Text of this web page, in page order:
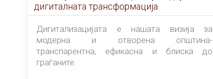
дигиталната трансформација
Дигитализацијата е нашата визија за
модерна и отворена општина-
транспарентна, ефикасна и блиска до
граѓаните.